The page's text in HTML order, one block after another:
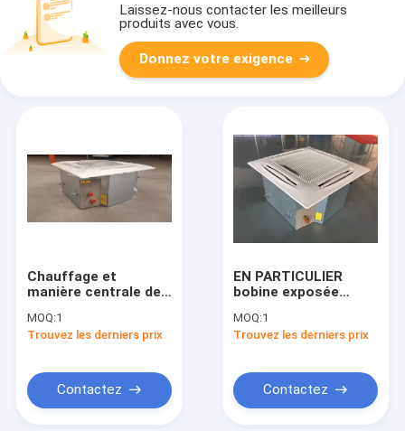
Laissez-nous contacter les meilleurs
produits avec vous.
Donnez votre exigence
Chauffage et
manière centrale de
unités FCU 4 de
bobine de fan de
MOQ:1
Trouvez les derniers prix
Contactez
EN PARTICULIER
bobine exposée
l'unité à cassette de
Hydronic FCU
MOQ:1
Trouvez les derniers prix
Contactez